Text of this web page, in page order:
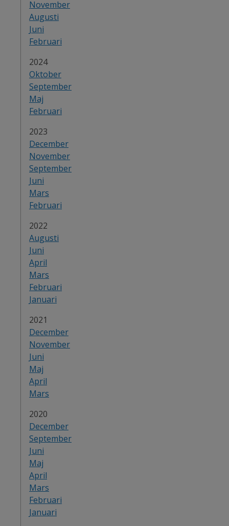
November
Augusti
Juni
Februari
År:
2024
Oktober
September
Maj
Februari
År:
2023
December
November
September
Juni
Mars
Februari
År:
2022
Augusti
Juni
April
Mars
Februari
Januari
År:
2021
December
November
Juni
Maj
April
Mars
År:
2020
December
September
Juni
Maj
April
Mars
Februari
Januari